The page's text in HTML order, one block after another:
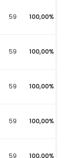
59 100,00%
59 100,00%
59 100,00%
59 100,00%
59 100,00%